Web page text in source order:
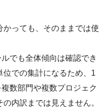
っても、そのままでは使
でも全体傾向は確認でき
位での集計になるため、1
数部門や複数プロジェク
内訳までは見えません。